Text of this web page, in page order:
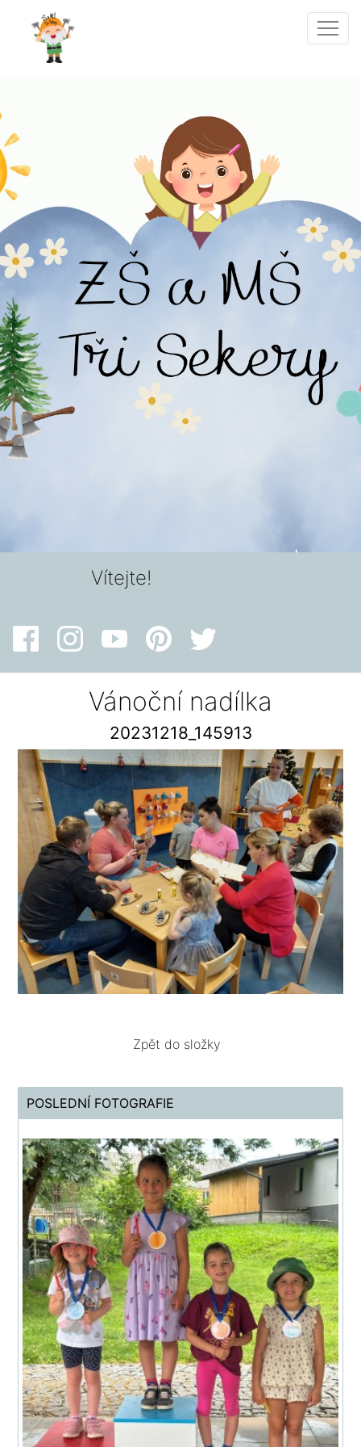
Vítejte!
Vánoční nadílka
20231218_145913
Zpět do složky
POSLEDNÍ FOTOGRAFIE